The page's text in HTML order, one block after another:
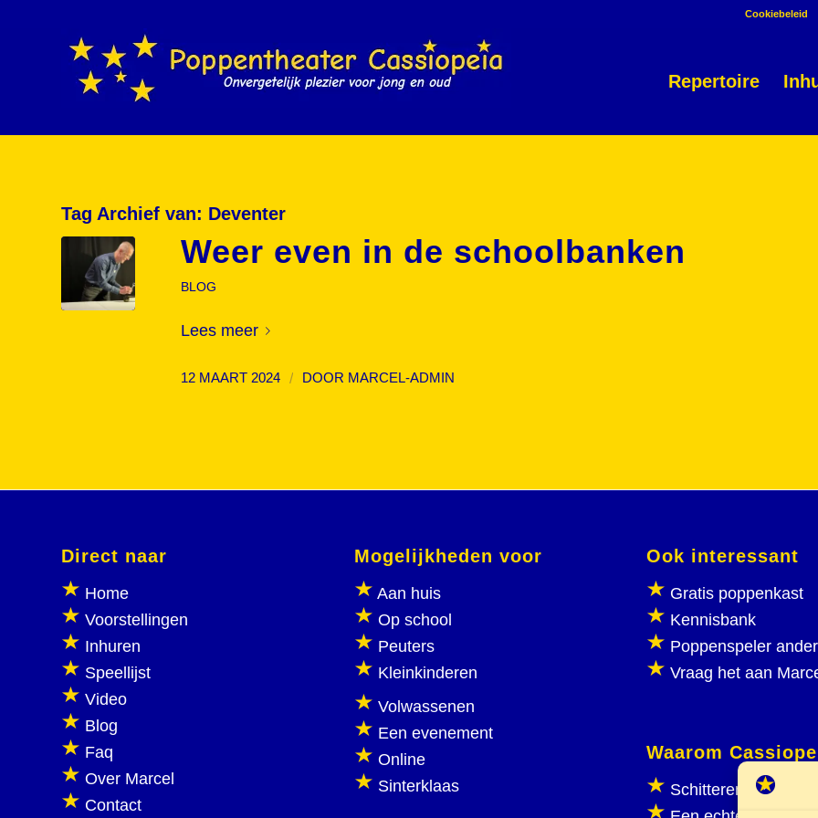
Cookiebeleid
Repertoire
Tag Archief van: Deventer
Weer even in de schoolbanken
BLOG
Lees meer
12 MAART 2024 / DOOR MARCEL-ADMIN
Direct naar
Home
Voorstellingen
Inhuren
Speellijst
Video
Blog
Faq
Over Marcel
Contact
Mogelijkheden voor
Aan huis
Op school
Peuters
Kleinkinderen
Volwassenen
Een evenement
Online
Sinterklaas
Ook interessant
Gratis poppenkast
Kennisbank
Poppenspeler
Vraag het aan
Waarom
Schitterend